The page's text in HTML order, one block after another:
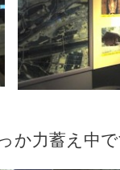
か力蓄え中